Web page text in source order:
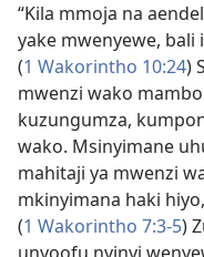
“Kila mmoja na
yake mwenyewe, bali
(1 Wakorintho 10:24)
mwenzi wako
kuzungumza,
wako. Msinyimane
mahitaji ya mwenzi
mkinyimana haki
(1 Wakorintho 7:3-5)